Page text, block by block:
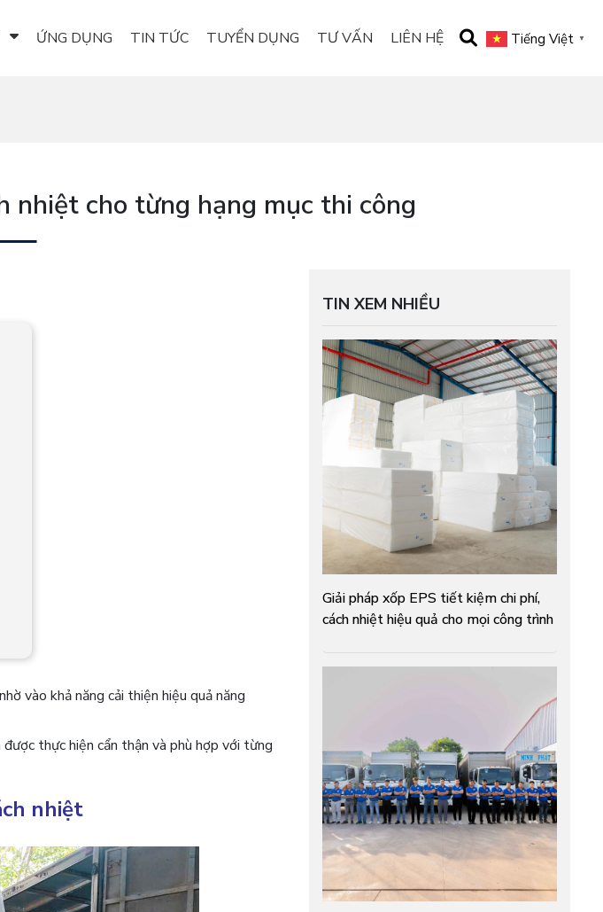
ỨNG DỤNG TIN TỨC TUYỂN DỤNG TƯ VẤN LIÊN HỆ Tiếng Việt ▼
nhiệt cho từng hạng mục thi công
vào khả năng cải thiện hiệu quả năng
thực hiện cẩn thận và phù hợp với từng
nhiệt
TIN XEM NHIỀU
Giải pháp xốp EPS tiết kiệm chi phí,
cách nhiệt hiệu quả cho mọi công trình